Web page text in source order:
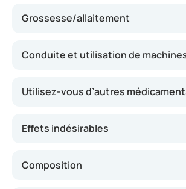
Grossesse/allaitement
Conduite et utilisation de
Utilisez-vous d’autres
Effets indésirables
Composition